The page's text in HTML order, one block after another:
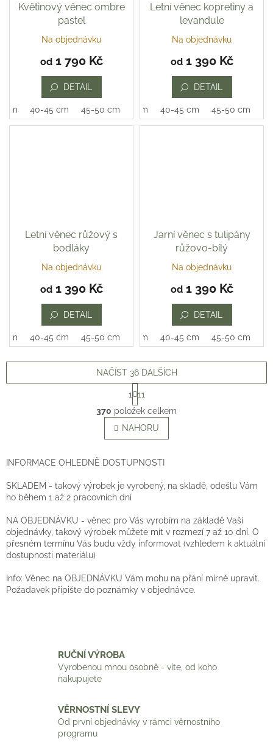
Květinový věnec ombre
pastel
Průměrné
produktu
5
hvězdiček.
Na objednávku
od1 790 Kč
DETAIL
cm 40-45 cm 45-50 cm
Letní věnec kopretiny a
levandule
Průměrné
produktu
5
hvězdiček.
Na objednávku
od1 390 Kč
DETAIL
35-40 cm 40-45 cm 45-50 cm
Letní věnec růžový s
bodláky
Průměrné
produktu
5
hvězdiček.
Na objednávku
od1 390 Kč
DETAIL
cm 40-45 cm 45-50 cm
Jarní věnec s tulipány
růžovo-bílý
Na objednávku
od1 390 Kč
DETAIL
35-40 cm 40-45 cm 45-50 cm
O
v
l
á
a
í
v
k
y
p
i
NAČÍST 36 DALŠÍCH
t
r
á
n
k
v
n
í
1
11
370 položek celkem
NAHORU
INFORMACE OHLEDNĚ DOSTUPNOSTI
SKLADEM - takový výrobek je vyrobený, na skladě, odešlu Vám
ho během 1 až 2 pracovních dní
NA OBJEDNÁVKU - věnec pro Vás vyrobím na základě Vaší
objednávky, takový výrobek můžete mít v rozmezí 7 až 10 dní. O
přesném termínu Vás budu vždy informovat (vzhledem k aktuální
dostupnosti materiálu)
Info: Věnec na OBJEDNÁVKU Vám mohu na přání mírně upravit.
Požadavek připište do poznámky v objednávce.
RUČNÍ VÝROBA
Vyrobenou mnou osobně - víte, od koho
nakupujete
VĚRNOSTNÍ SLEVY
Od první objednávky v rámci věrnostního
programu